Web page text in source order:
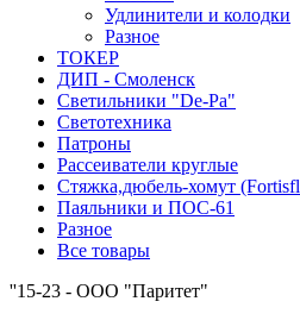
Удлинители и колодки
Разное
ТОКЕР
ДИП - Смоленск
Светильники "De-Pa"
Светотехника
Патроны
Рассеиватели круглые
Стяжка,дюбель-хомут
Паяльники и ПОС-61
Разное
Все товары
''15-23 - ООО "Паритет"